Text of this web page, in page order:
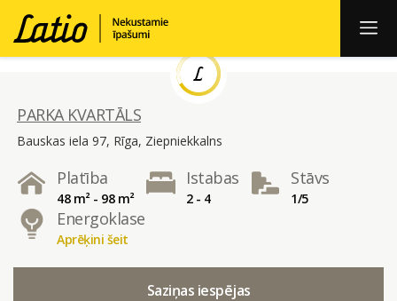
PARKA KVARTĀLS
Bauskas iela 97, Rīga, Ziepniekkalns
Platība
48 m² - 98 m²
Istabas
2 - 4
Stāvs
1/5
Energoklase
Aprēķini šeit
Saziņas iespējas